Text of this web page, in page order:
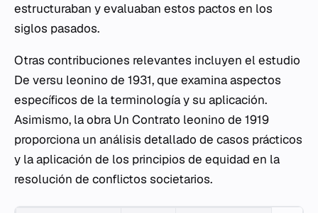
estructuraban y evaluaban estos pactos en los
siglos pasados.
Otras contribuciones relevantes incluyen el estudio
De versu leonino de 1931, que examina aspectos
específicos de la terminología y su aplicación.
Asimismo, la obra Un Contrato leonino de 1919
proporciona un análisis detallado de casos prácticos
y la aplicación de los principios de equidad en la
resolución de conflictos societarios.